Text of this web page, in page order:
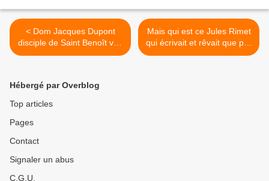
< Dom Jacques Dupont
disciple de Saint Benoît voit
rouge « il est interdit
derrière la cravate !
Mais qui est ce Jules Rimet
qui écrivait et rêvait que par
le football pour que « les
Hébergé par Overblog
Top articles
Pages
Contact
Signaler un abus
C.G.U.